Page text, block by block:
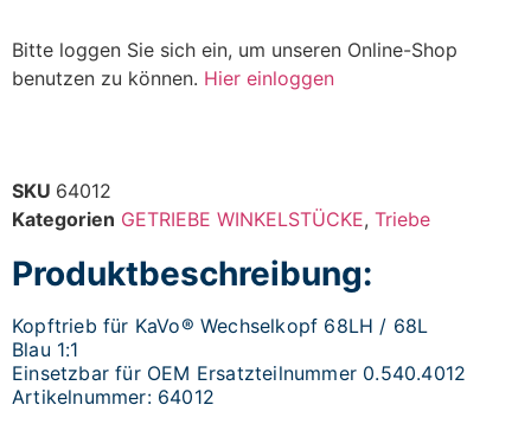
Bitte loggen Sie sich ein, um unseren Online-Shop
benutzen zu können. Hier einloggen
SKU 64012
Kategorien GETRIEBE WINKELSTÜCKE, Triebe
Produktbeschreibung:
Kopftrieb für KaVo® Wechselkopf 68LH / 68L
Blau 1:1
Einsetzbar für OEM Ersatzteilnummer 0.540.4012
Artikelnummer: 64012